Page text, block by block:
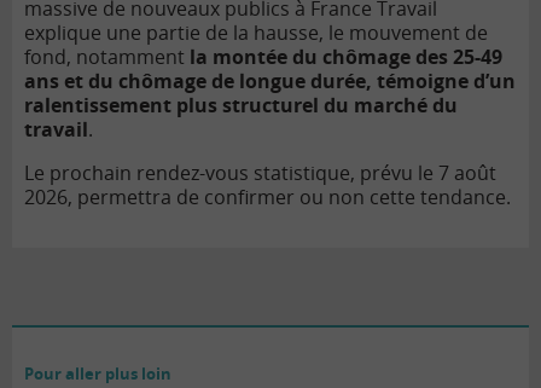
massive de nouveaux publics à France Travail
explique une partie de la hausse, le mouvement de
fond, notamment la montée du chômage des 25-49
ans et du chômage de longue durée, témoigne d’un
ralentissement plus structurel du marché du
travail.
Le prochain rendez-vous statistique, prévu le 7 août
2026, permettra de confirmer ou non cette tendance.
Pour aller plus loin